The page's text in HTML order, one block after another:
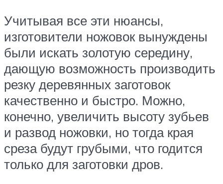
Учитывая все эти нюансы,
изготовители ножовок вынуждены
были искать золотую середину,
дающую возможность производить
резку деревянных заготовок
качественно и быстро. Можно,
конечно, увеличить высоту зубьев
и развод ножовки, но тогда края
среза будут грубыми, что годится
только для заготовки дров.